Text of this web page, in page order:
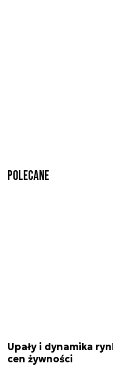
Polecane
Upały i dynamika
cen żywności